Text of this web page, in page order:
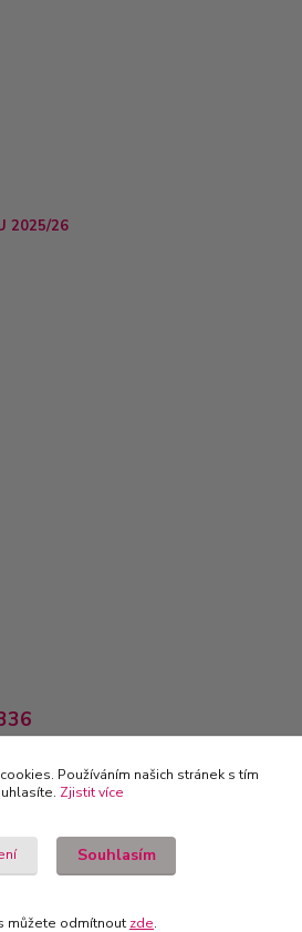
2025/26
Používáním našich stránek s tím
Zjistit více
Souhlasím
můžete odmítnout zde.